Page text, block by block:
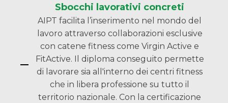
Sbocchi lavorativi concreti
AIPT facilita l’inserimento nel mondo del
lavoro attraverso collaborazioni esclusive
con catene fitness come Virgin Active e
FitActive. Il diploma conseguito permette
di lavorare sia all'interno dei centri fitness
che in libera professione su tutto il
territorio nazionale. Con la certificazione